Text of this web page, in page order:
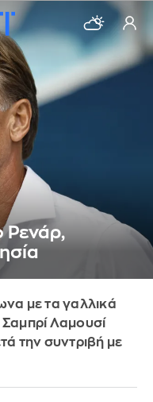
Ρενάρ,
με τα γαλλικά
Λαμουσί
την συντριβή με